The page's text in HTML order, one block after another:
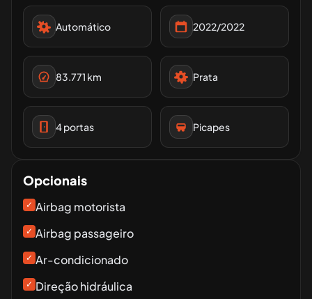
Automático 2022/2022
83.771 km Prata
4portas Picapes
Opcionais
✓ Airbag motorista
✓ Airbag passageiro
✓ Ar-condicionado
✓ Direção hidráulica